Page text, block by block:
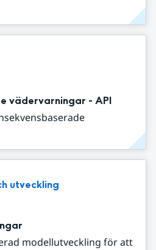
vädervarningar - API
utveckling
modellutveckling för att